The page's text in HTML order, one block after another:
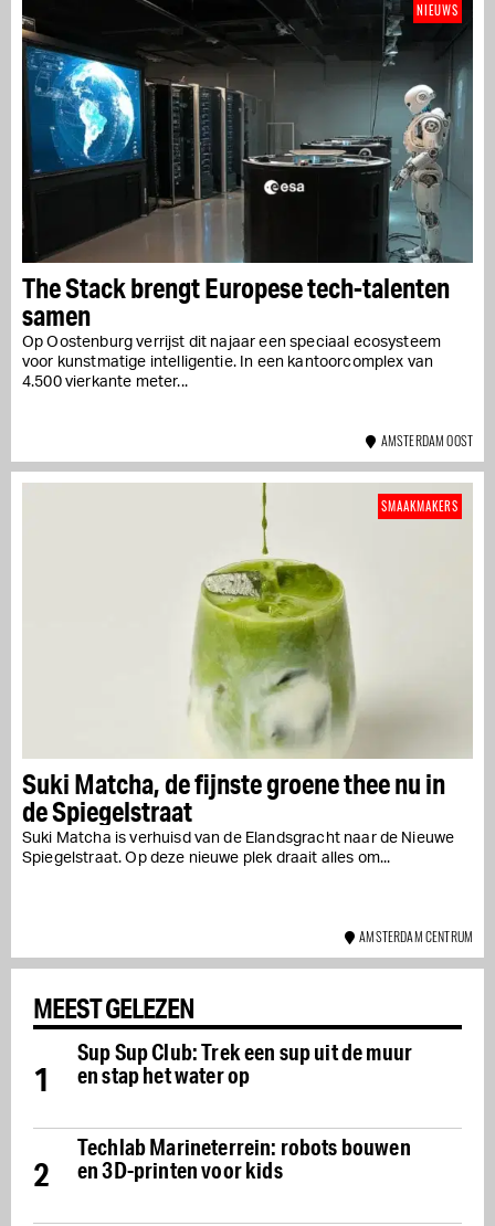
The Stack brengt Europese tech-talenten
samen
Op Oostenburg verrijst dit najaar een speciaal ecosysteem
voor kunstmatige intelligentie. In een kantoorcomplex van
4.500 vierkante meter...
NIEUWS
AMSTERDAM OOST
Suki Matcha, de fijnste groene thee nu in
de Spiegelstraat
Suki Matcha is verhuisd van de Elandsgracht naar de Nieuwe
Spiegelstraat. Op deze nieuwe plek draait alles om...
SMAAKMAKERS
AMSTERDAM CENTRUM
MEEST GELEZEN
1
Sup Sup Club: Trek een sup uit de muur
en stap het water op
2
Techlab Marineterrein: robots bouwen
en 3D-printen voor kids